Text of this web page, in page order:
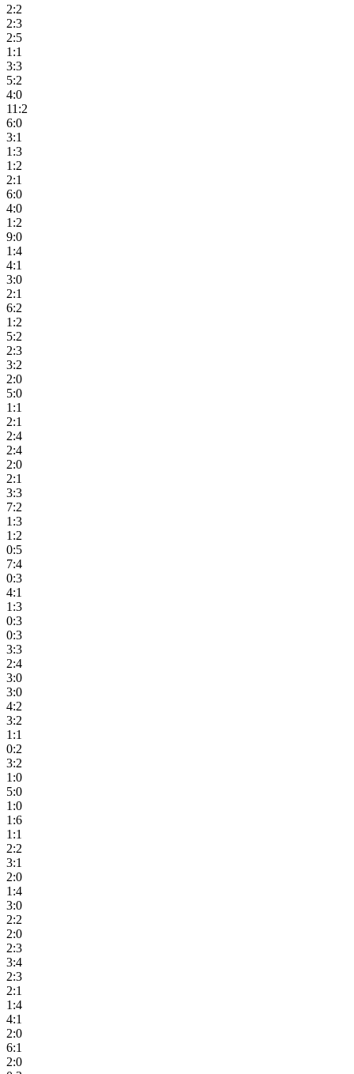
2:2
2:3
2:5
1:1
3:3
5:2
4:0
11:2
6:0
3:1
1:3
1:2
2:1
6:0
4:0
1:2
9:0
1:4
4:1
3:0
2:1
6:2
1:2
5:2
2:3
3:2
2:0
5:0
1:1
2:1
2:4
2:4
2:0
2:1
3:3
7:2
1:3
1:2
0:5
7:4
0:3
4:1
1:3
0:3
0:3
3:3
2:4
3:0
3:0
4:2
3:2
1:1
0:2
3:2
1:0
5:0
1:0
1:6
1:1
2:2
3:1
2:0
1:4
3:0
2:2
2:0
2:3
3:4
2:3
2:1
1:4
4:1
2:0
6:1
2:0